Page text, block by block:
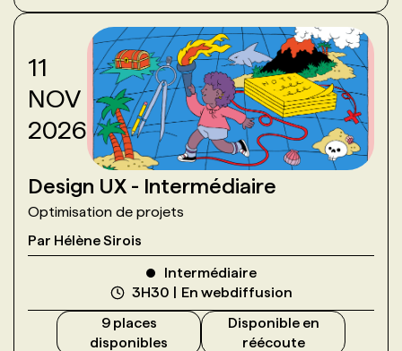
11
NOV
2026
Design UX - Intermédiaire
Optimisation de projets
Par Hélène Sirois
Intermédiaire
3H30
En webdiffusion
9places
disponibles
Disponible en
réécoute